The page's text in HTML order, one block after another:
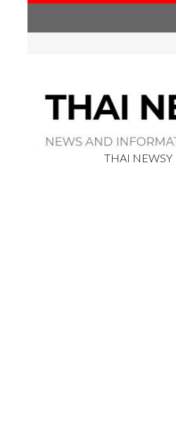
THAI NEWSY